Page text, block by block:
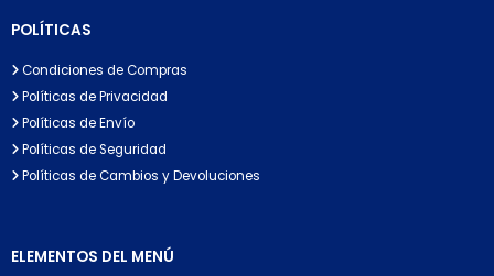
POLÍTICAS
Condiciones de Compras
Políticas de Privacidad
Políticas de Envío
Políticas de Seguridad
Políticas de Cambios y Devoluciones
ELEMENTOS DEL MENÚ